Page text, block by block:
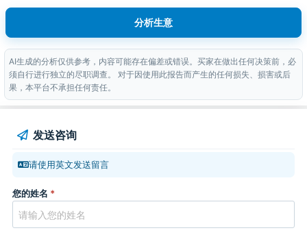
分析生意
AI生成的分析仅供参考，内容可能存在偏差或错误。买家在做出任何决策前，必
须自行进行独立的尽职调查。 对于因使用此报告而产生的任何损失、损害或后
果，本平台不承担任何责任。
发送咨询
请使用英文发送留言
您的姓名 *